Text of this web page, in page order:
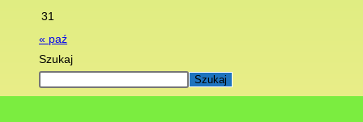
31
« paź
Szukaj
Szukaj